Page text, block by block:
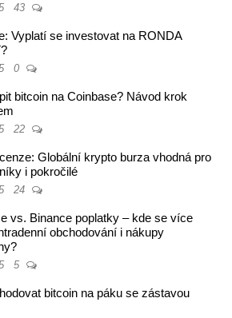
43
Vyplatí se investovat na RONDA
0
bitcoin na Coinbase? Návod krok
22
Globální krypto burza vhodná pro
i pokročilé
24
vs. Binance poplatky – kde se více
obchodování i nákupy
5
bitcoin na páku se zástavou